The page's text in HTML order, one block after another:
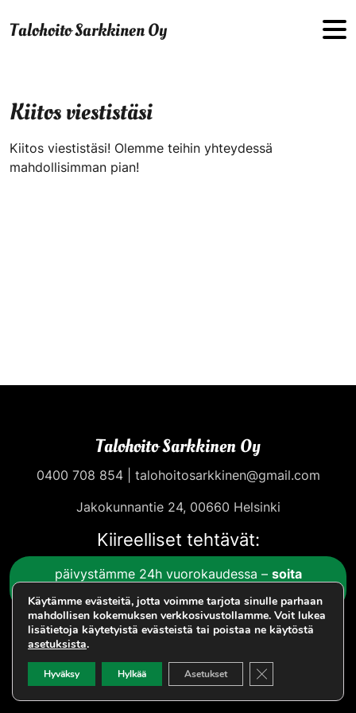
Talohoito Sarkkinen Oy
Kiitos viestistäsi
Kiitos viestistäsi! Olemme teihin yhteydessä
mahdollisimman pian!
Talohoito Sarkkinen Oy
0400 708 854| talohoitosarkkinen@gmail.com
Jakokunnantie 24, 00660 Helsinki
Kiireelliset tehtävät:
päivystämme 24h vuorokaudessa – soita
Tietosuojaseloste
Käytämme evästeitä, jotta voimme tarjota sinulle parhaan
mahdollisen kokemuksen verkkosivustollamme. Voit lukea
lisätietoja käytetyistä evästeistä tai poistaa ne käytöstä
asetuksista.
Hyväksy Hylkää Asetukset Sulje evästebanneri